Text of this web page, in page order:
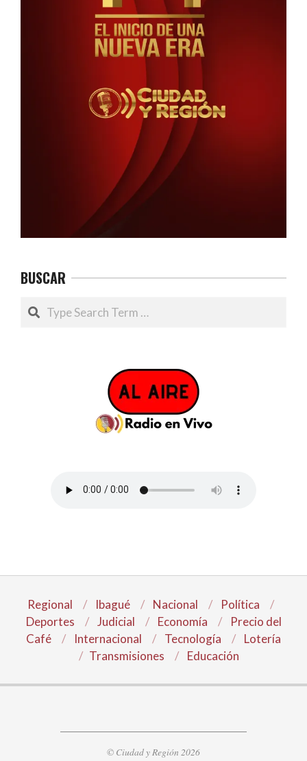
BUSCAR
Search
Regional Ibagué Nacional
Política
Deportes
Judicial Economía
Precio del
Café
Internacional Tecnología
Lotería
Transmisiones
Educación
© Ciudad y Región 2026